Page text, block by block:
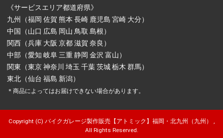
《サービスエリア都道府県》
九州（福岡 佐賀 熊本 長崎 鹿児島 宮崎 大分）
中国（山口 広島 岡山 鳥取 島根）
関西（兵庫 大阪 京都 滋賀 奈良）
中部（愛知 岐阜 三重 静岡 金沢 富山）
関東（東京 神奈川 埼玉 千葉 茨城 栃木 群馬）
東北（仙台 福島 新潟）
＊商品によってはお届けできない場合があります。
Copyright (C) バイクガレージ製作販売【アトミック】福岡・北九州（九州） ,
All Rights Reserved.